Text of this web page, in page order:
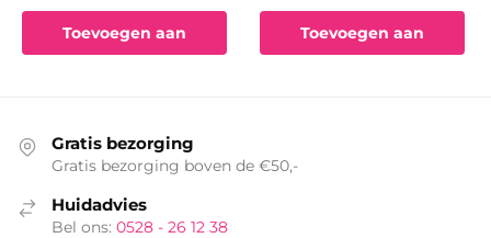
Toevoegen aan Toevoegen aan
Gratis bezorging
Gratis bezorging boven de €50,-
Huidadvies
Bel ons: 0528 - 26 12 38